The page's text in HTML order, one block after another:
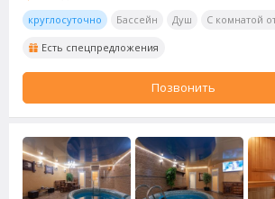
круглосуточно Бассейн Душ С комнатой
Есть спецпредложения
Позвонить